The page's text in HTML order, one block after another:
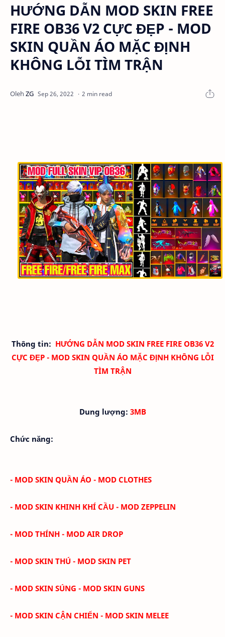
HƯỚNG DẪN MOD SKIN FREE
FIRE OB36 V2 CỰC ĐẸP - MOD
SKIN QUẦN ÁO MẶC ĐỊNH
KHÔNG LỖI TÌM TRẬN
2 min read
Thông tin: HƯỚNG DẪN MOD SKIN FREE FIRE OB36 V2
CỰC ĐẸP - MOD SKIN QUẦN ÁO MẶC ĐỊNHKHÔNG LỖI
TÌM TRẬN
Dung lượng: 3MB
Chức năng:
- MOD SKIN QUẦN ÁO - MOD CLOTHES
- MOD SKIN KHINH KHÍ CẦU - MOD ZEPPELIN
- MOD THÍNH - MOD AIR DROP
- MOD SKIN THÚ - MOD SKIN PET
- MOD SKIN SÚNG - MOD SKIN GUNS
- MOD SKIN CẬN CHIẾN - MOD SKIN MELEE